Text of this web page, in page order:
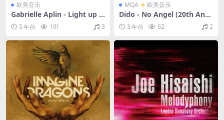
欧美音乐
Gabrielle Aplin - Light up t
he Dark (Deluxe Edition)
（2015/FLAC/分轨/421M）
5 年前 191 3
MQA 欧美音乐
Dido - No Angel (20th Anni
versary Remix EP)（1999/F
LAC/EP分轨/256M）(MQA/1
6bit/44.1kHz)
3 年前 62 2